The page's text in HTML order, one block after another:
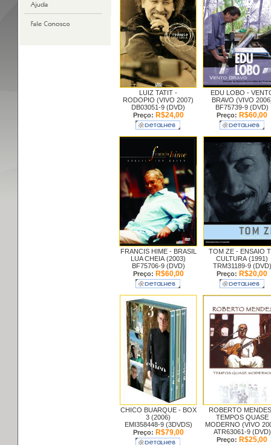
LUIZ TATIT -
RODOPIO (VIVO 2007)
DB03051-9 (DVD)
Preço: R$24,00
EDU LOBO -
BRAVO (VIVO
BF75739-9 (DVD)
Preço: R$60,00
FRANCIS HIME - BRASIL
LUA CHEIA (2003)
BF75706-9 (DVD)
Preço: R$60,00
TOM ZE - ENSAIO
CULTURA (1991)
TRM31189-9 (DVD)
Preço: R$20,00
CHICO BUARQUE - BOX
3 (2006)
EMI358448-9 (3DVDS)
Preço: R$79,00
ROBERTO
TEMPOS QUASE
MODERNO (VIVO
ATR63061-9 (DVD)
Preço: R$25,00